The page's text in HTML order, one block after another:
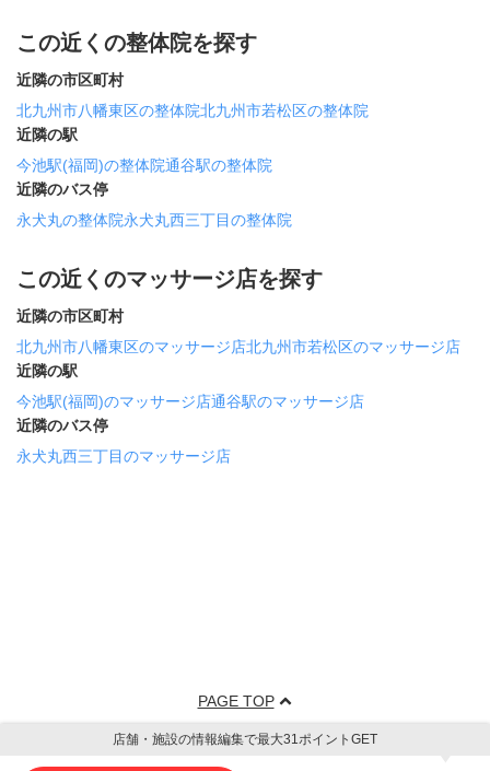
この近くの整体院を探す
近隣の市区町村
北九州市八幡東区の整体院北九州市若松区の整体院
近隣の駅
今池駅(福岡)の整体院通谷駅の整体院
近隣のバス停
永犬丸の整体院永犬丸西三丁目の整体院
この近くのマッサージ店を探す
近隣の市区町村
北九州市八幡東区のマッサージ店北九州市若松区のマッサージ店
近隣の駅
今池駅(福岡)のマッサージ店通谷駅のマッサージ店
近隣のバス停
永犬丸西三丁目のマッサージ店
PAGE TOP
店舗・施設の情報編集で最大31ポイントGET